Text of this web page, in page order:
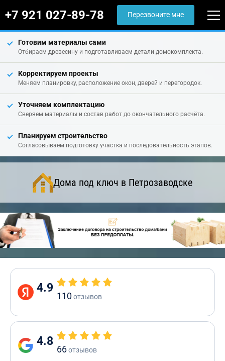
+7 921 027-89-78 Перезвоните мне
Готовим материалы сами
Отбираем древесину и подготавливаем детали домокомплекта.
Корректируем проекты
Меняем планировку, расположение окон, дверей и перегородок.
Уточняем комплектацию
Сверяем материалы и состав работ до окончательного расчёта.
Планируем строительство
Согласовываем подготовку участка и последовательность этапов.
Дома под ключ в Петрозаводске
4.9
110отзывов
4.8
66отзывов